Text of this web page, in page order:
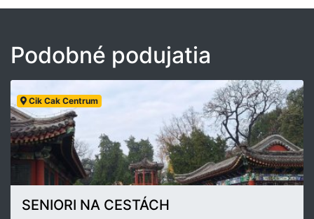
Podobné podujatia
Cik Cak Centrum
SENIORI NA CESTÁCH